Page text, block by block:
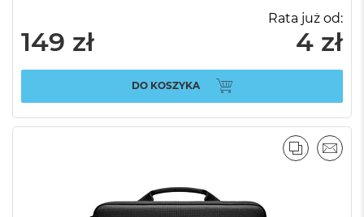
149 zł
Rata już od:
4 zł
DO KOSZYKA